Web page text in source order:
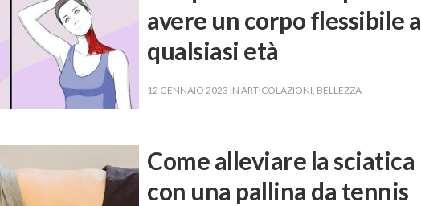
avere un corpo flessibile a
qualsiasi età
12 GENNAIO 2023 INARTICOLAZIONI BELLEZZA
Come alleviare la sciatica
con una pallina da tennis